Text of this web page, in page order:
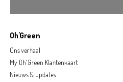
Oh'Green
Ons verhaal
My Oh'Green Klantenkaart
Nieuws & updates